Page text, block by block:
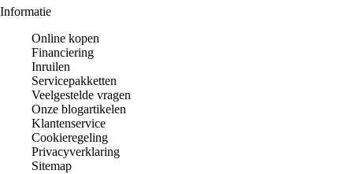
Informatie
Online kopen
Financiering
Inruilen
Servicepakketten
Veelgestelde vragen
Onze blogartikelen
Klantenservice
Cookieregeling
Privacyverklaring
Sitemap